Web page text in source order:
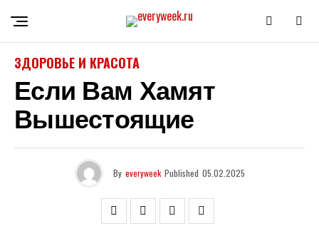
ЗДОРОВЬЕ И КРАСОТА
Если Вам Хамят
Вышестоящие
By everyweek Published 05.02.2025